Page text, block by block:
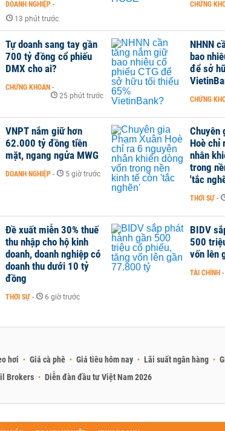
DOANH NGHIỆP -
13 phút trước
CHỨNG
Tự doanh sang tay gần
700 tỷ đồng cổ phiếu
DMX cho ai?
CHỨNG KHOÁN -
25 phút trước
NHNN
bao
để sở
CHỨNG
VNPT nắm giữ hơn
62.000 tỷ đồng tiền
mặt, ngang ngửa MWG
DOANH NGHIỆP - 5 giờ trước
Chuyên
Hoè chỉ
nhân
trong
'tắc
THỜI SỰ -
Đề xuất miễn 30% thuế
thu nhập cho hộ kinh
doanh, doanh nghiệp có
doanh thu dưới 10 tỷ
đồng
THỜI SỰ - 6 giờ trước
BIDV
500
vốn lên
TÀI CHÍNH -
hơi Giá cà phê Giá tiêu hôm nay Lãi suất ngân hàng
Brokers Diễn đàn đầu tư Việt Nam 2026